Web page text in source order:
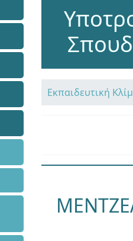
Εκπαιδευτική